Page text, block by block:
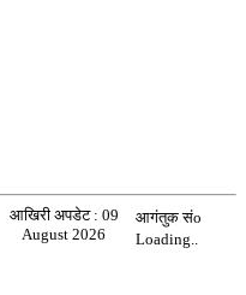
आखिरी अपडेट : 09
August 2026
आगंतुक संo
Loading..